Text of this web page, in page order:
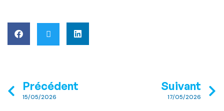
Précédent
15/05/2026
Suivant
17/05/2026